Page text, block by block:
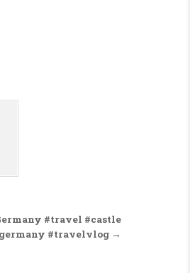
#travel #castle
#travelvlog →